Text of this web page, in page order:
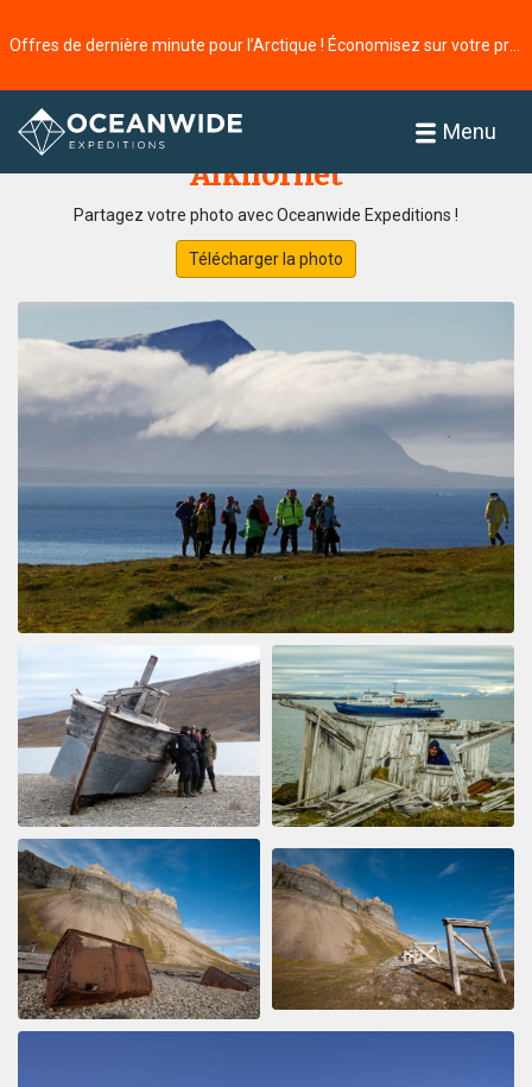
Menu
Accueil
Alkhornet
Partagez votre photo avec Oceanwide Expeditions !
Télécharger la photo